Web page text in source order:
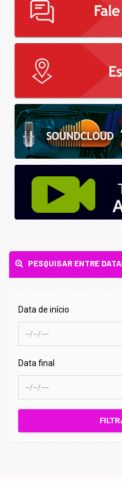
PESQUISAR ENTRE
Data de início
Data final